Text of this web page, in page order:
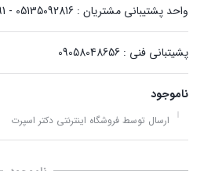
واحد پشتیبانی مشتریان : 05135092816 - 09157153791
پشیتبانی فنی : 09058048656
ناموجود
ارسال توسط فروشگاه اینترنتی دکتر اسپرت